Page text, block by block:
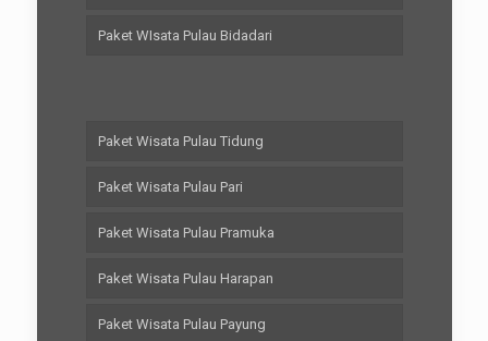
Paket WIsata Pulau Bidadari
Paket Wisata Pulau Tidung
Paket Wisata Pulau Pari
Paket Wisata Pulau Pramuka
Paket Wisata Pulau Harapan
Paket Wisata Pulau Payung